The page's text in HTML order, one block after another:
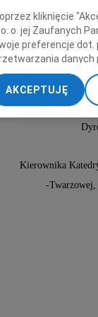
JM Rektora
Kierownika
-
kliknięcie
o. jej Zaufanych
preferencje dot.
danych
nasi Zaufani
danych
AKCEPTUJĘ